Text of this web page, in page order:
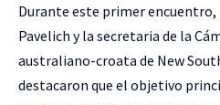
Durante este primer
Pavelich y la secretaria de la
australiano-croata de New
destacaron que el objetivo